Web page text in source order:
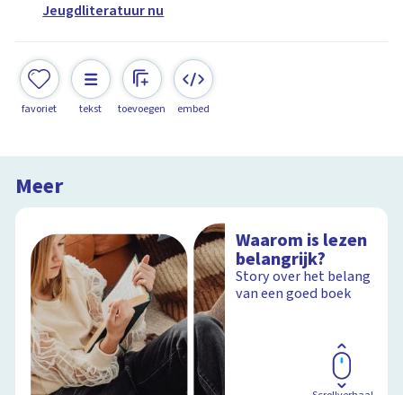
Jeugdliteratuur nu
favoriet tekst toevoegen embed
Meer
Waarom is lezen
belangrijk?
Story over het belang
van een goed boek